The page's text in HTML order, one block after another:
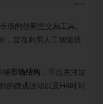
场的创新型交易工具。
，旨在利用人工智能技
键市场结构 ，重点关注波
的微观波动以及H4时间